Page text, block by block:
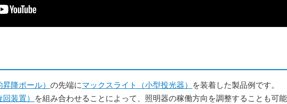
降ポール） の先端にマックスライト（小型投光器） を装着した製品例です。
装置） を組み合わせることによって、照明器の稼働方向を調整することも可